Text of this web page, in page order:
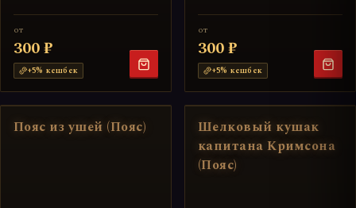
от
300 ₽
+5% кешбек
от
300 ₽
+5% кешбек
Пояс из ушей (Пояс)
Шелковый кушак
капитана Кримсона
(Пояс)